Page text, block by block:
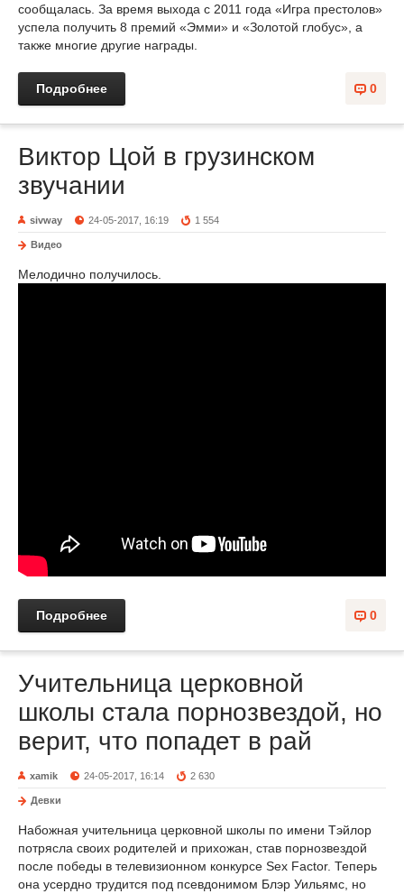
сообщалась. За время выхода с 2011 года «Игра престолов»
успела получить 8 премий «Эмми» и «Золотой глобус», а
также многие другие награды.
0
Подробнее
Виктор Цой в грузинском
звучании
sivway 24-05-2017, 16:19 1 554
Видео
Мелодично получилось.
0
Подробнее
Учительница церковной
школы стала порнозвездой, но
верит, что попадет в рай
xamik 24-05-2017, 16:14 2 630
Девки
Набожная учительница церковной школы по имени Тэйлор
потрясла своих родителей и прихожан, став порнозвездой
после победы в телевизионном конкурсе Sex Factor. Теперь
она усердно трудится под псевдонимом Блэр Уильямс, но